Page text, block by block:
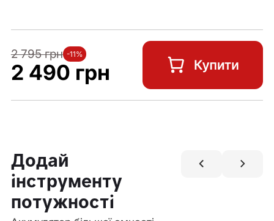
2 795 грн -11%
2 490 грн
Додай
інструменту
потужності